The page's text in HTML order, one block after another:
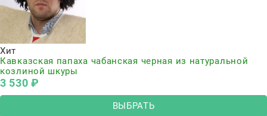
Хит
Кавказская папаха чабанская черная из натуральной
козлиной шкуры
3 530 ₽
ВЫБРАТЬ